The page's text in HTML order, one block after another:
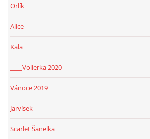
Orlík
Alice
Kala
____Volierka 2020
Vánoce 2019
Jarvísek
Scarlet Šanelka